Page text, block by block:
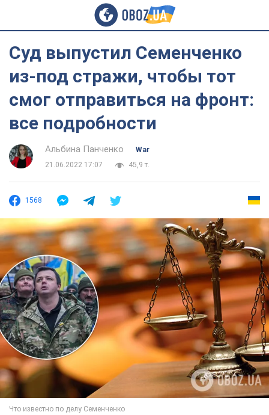
Суд выпустил Семенченко
из-под стражи, чтобы тот
смог отправиться на фронт:
все подробности
Альбина Панченко
War
21.06.2022 17:07
45,9 т.
1568